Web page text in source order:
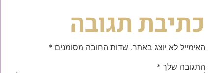
כתיבת תגובה
האימייל לא יוצג באתר. שדות החובה מסומנים *
התגובה שלך *